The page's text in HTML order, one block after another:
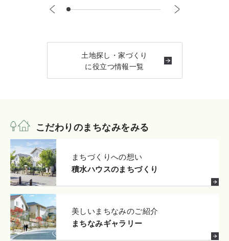
土地探し・家づくり
に役立つ情報一覧
こだわりのまちなみをみる
まちづくりへの想い
積水ハウスのまちづくり
美しいまちなみのご紹介
まちなみギャラリー